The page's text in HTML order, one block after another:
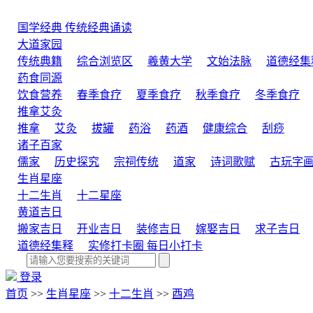
国学经典 传统经典诵读
大道家园
传统典籍
综合浏览区 羲黄大学 文始法脉
道德经集
药食同源
饮食营养
春季食疗 夏季食疗 秋季食疗 冬季食疗
推拿艾灸
推拿
艾灸 拔罐 药浴 药酒 健康综合
刮痧
诸子百家
儒家
历史探究 宗祠传统 道家 诗词歌赋 古玩字画
生肖星座
十二生肖
十二星座
黄道吉日
搬家吉日
开业吉日 装修吉日 嫁娶吉日
求子吉日
道德经集释
实修打卡圈 每日小打卡
登录
首页 >> 生肖星座 >> 十二生肖 >> 酉鸡